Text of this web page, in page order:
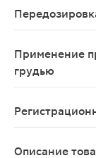
Применение
грудью
Описание